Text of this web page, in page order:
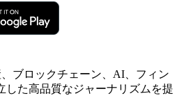
、ブロックチェーン、AI、フィン
した高品質なジャーナリズムを提